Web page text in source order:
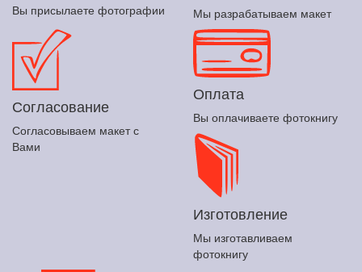
Вы присылаете фотографии Мы разрабатываем макет
Согласование
Согласовываем макет с
Вами
Оплата
Вы оплачиваете фотокнигу
Изготовление
Мы изготавливаем
фотокнигу